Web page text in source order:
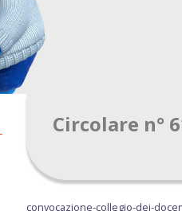
Circolare n°
convocazione-collegio-dei-